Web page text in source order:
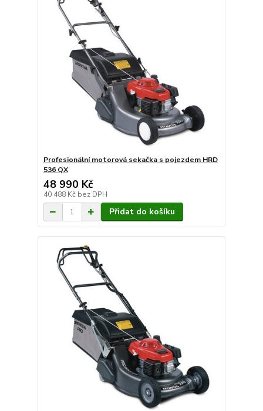
Profesionální motorová sekačka s pojezdem HRD
536 QX
48 990 Kč
40 488 Kč bez DPH
Přidat do košíku